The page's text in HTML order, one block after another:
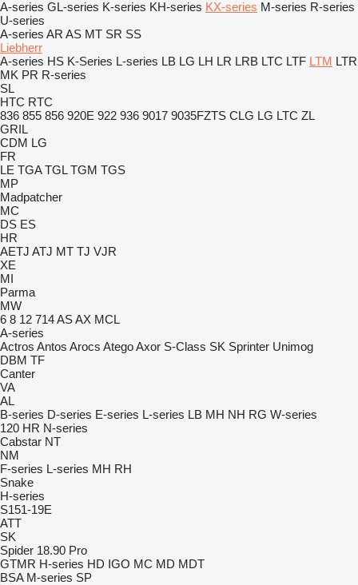
A-series GL-series K-series KH-series KX-series M-series R-series
U-series
A-series AR AS MT SR SS
Liebherr
A-series HS K-Series L-series LB LG LH LR LRB LTC LTF LTM LTR
MK PR R-series
SL
HTC RTC
836 855 856 920E 922 936 9017 9035FZTS CLG LG LTC ZL
GRIL
CDM LG
FR
LE TGA TGL TGM TGS
MP
Madpatcher
MC
DS ES
HR
AETJ ATJ MT TJ VJR
XE
MI
Parma
MW
6 8 12 714ASAX MCL
A-series
Actros Antos Arocs AtegoAxor S-Class SK Sprinter Unimog
DBM TF
Canter
VA
AL
B-series D-series E-series L-series LB MH NH RG W-series
120 HR N-series
Cabstar NT
NM
F-series L-series MH RH
Snake
H-series
S151-19E
ATT
SK
Spider 18.90 Pro
GTMR H-series HD IGO MC MD MDT
BSA M-series SP